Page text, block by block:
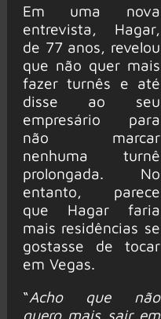
Em uma nova
entrevista, Hagar,
de 77 anos, revelou
que não quer mais
fazer turnês e até
disse ao seu
empresário para
não marcar
nenhuma turnê
prolongada. No
entanto, parece
que Hagar faria
mais residências se
gostasse de tocar
em Vegas.
“Acho que não
quero mais sair em